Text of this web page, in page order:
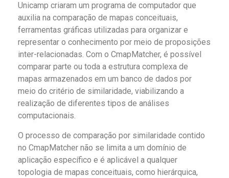
Unicamp criaram um programa de computador que
auxilia na comparação de mapas conceituais,
ferramentas gráficas utilizadas para organizar e
representar o conhecimento por meio de proposições
inter-relacionadas. Com o CmapMatcher, é possível
comparar parte ou toda a estrutura complexa de
mapas armazenados em um banco de dados por
meio do critério de similaridade, viabilizando a
realização de diferentes tipos de análises
computacionais.
O processo de comparação por similaridade contido
no CmapMatcher não se limita a um domínio de
aplicação específico e é aplicável a qualquer
topologia de mapas conceituais, como hierárquica,